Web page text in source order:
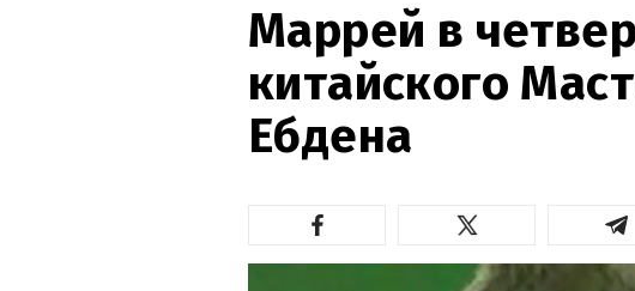
Маррей в
китайского
Ебдена